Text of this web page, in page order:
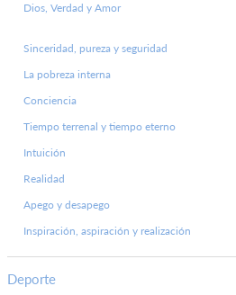
Dios, Verdad y Amor
Sinceridad, pureza y seguridad
La pobreza interna
Conciencia
Tiempo terrenal y tiempo eterno
Intuición
Realidad
Apego y desapego
Inspiración, aspiración y realización
Deporte